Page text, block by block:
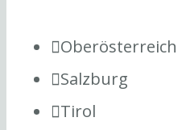
Oberösterreich
Salzburg
Tirol